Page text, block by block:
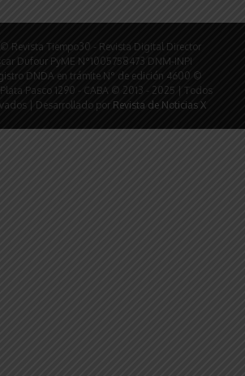
© Revista Tiempo30 - Revista Digital Director
Dufour PyME N°1005758473 DNM-INPI
DNDA en trámite N° de edición 4600 ©
Pasco 1290 - CABA © 2013 - 2025 | Todos
| Desarrollado por Revista de Noticias X